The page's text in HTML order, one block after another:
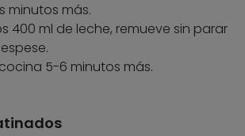
minutos más.
400 ml de leche, remueve sin parar
5-6 minutos más.